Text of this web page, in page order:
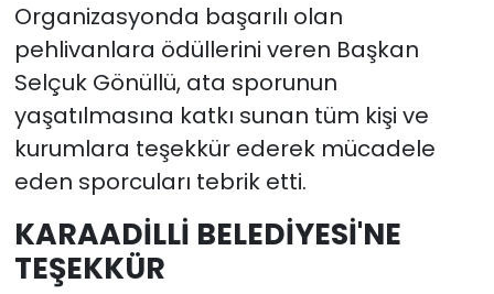
Organizasyonda başarılı olan
pehlivanlara ödüllerini veren Başkan
Selçuk Gönüllü, ata sporunun
yaşatılmasına katkı sunan tüm kişi ve
kurumlara teşekkür ederek mücadele
eden sporcuları tebrik etti.
KARAADİLLİ BELEDİYESİ'NE
TEŞEKKÜR